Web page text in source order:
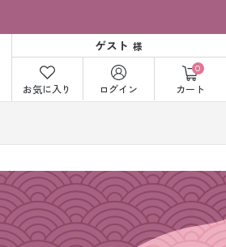
ゲスト 様
お気に入り ログイン
0
カート
レンタル
紋付袴レンタル